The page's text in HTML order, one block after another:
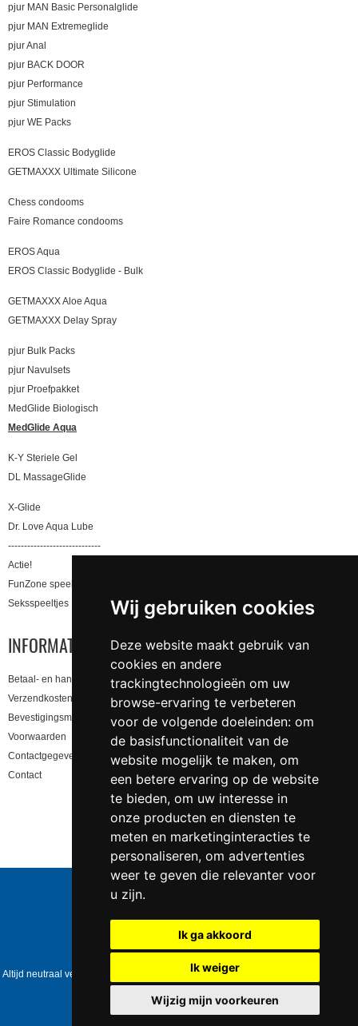
Wij gebruiken cookies
Deze website maakt gebruik van
cookies en andere
trackingtechnologieën om uw
browse-ervaring te verbeteren
voor de volgende doeleinden: om
de basisfunctionaliteit van de
website mogelijk te maken, om
een betere ervaring op de website
te bieden, om uw interesse in
onze producten en diensten te
meten en marketinginteracties te
personaliseren, om advertenties
weer te geven die relevanter voor
u zijn.
Ik ga akkoord
Ik weiger
Wijzig mijn voorkeuren
pjur MAN Basic Personalglide
pjur MAN Extremeglide
pjur Anal
pjur BACK DOOR
pjur Performance
pjur Stimulation
pjur WE Packs
EROS Classic Bodyglide
GETMAXXX Ultimate Silicone
Chess condooms
Faire Romance condooms
EROS Aqua
EROS Classic Bodyglide - Bulk
GETMAXXX Aloe Aqua
GETMAXXX Delay Spray
pjur Bulk Packs
pjur Navulsets
pjur Proefpakket
MedGlide Biologisch
MedGlide Aqua
K-Y Steriele Gel
DL MassageGlide
X-Glide
Dr. Love Aqua Lube
-----------------------------
Actie!
FunZone speeltjes
Seksspeeltjes
INFORMATIE
Betaal- en handling informatie
Verzendkosten en levertijd
Bevestigingsmail niet gekregen, lees hier!
Voorwaarden
Contactgegevens en privacy
Contact
Telefoonnummer: 0547 - 262 565
KVK-nummer:
BTW-nummer: NL823086161B01
DE39 4016 4024 0162 9257 00
Copyright © 2006-2026Swingshop.nl
Altijd neutraal verpakt • Geen expliciete vermelding op het pakket • Op werkdagen
voor 17:00 besteld = dezelfde dag verzonden
Update cookies preferences